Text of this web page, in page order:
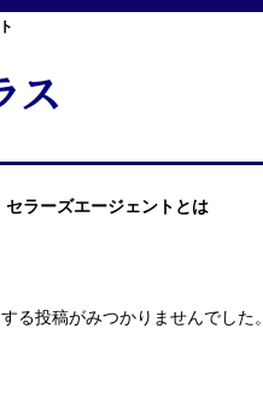
セラーズエージェントとは
る投稿がみつかりませんでした。